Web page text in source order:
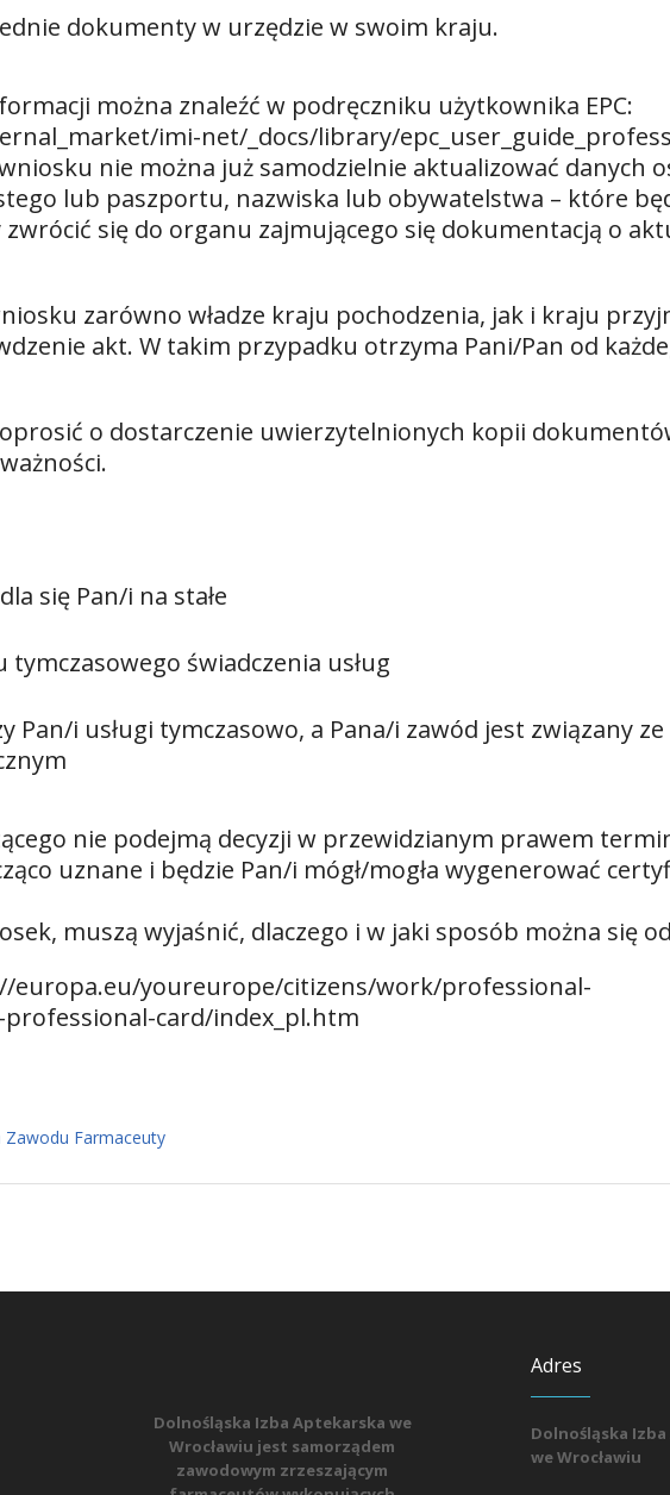
dokumenty w urzędzie w swoim kraju.
można znaleźć w podręczniku użytkownika EPC:
imi-net/_docs/library/
nie można już samodzielnie aktualizować danych
lub paszportu, nazwiska lub obywatelstwa – które
zwrócić się do organu zajmującego się dokumentacją o
zarówno władze kraju pochodzenia, jak i kraju
akt. W takim przypadku otrzyma Pani/Pan od
o dostarczenie uwierzytelnionych kopii
się Pan/i na stałe
świadczenia usług
Pan/i usługi tymczasowo, a Pana/i zawód jest związany
nie podejmą decyzji w przewidzianym prawem
uznane i będzie Pan/i mógł/mogła wygenerować
muszą wyjaśnić, dlaczego i w jaki sposób można się
europa.eu/youreurope/citizens/work/professional-
card/index_pl.htm
Zawodu Farmaceuty
Dolnośląska Izba Aptekarska we
Wrocławiu jest samorządem
zawodowym zrzeszającym
Adres
Dolnośląska
we Wrocławiu